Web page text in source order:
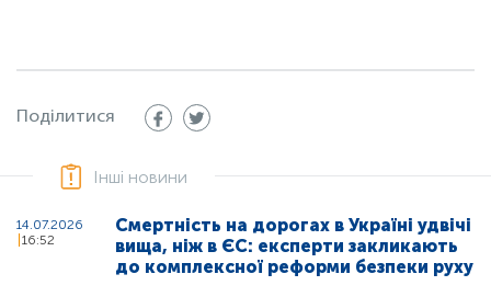
Поділитися
Інші новини
14.07.2026
16:52
Смертність на дорогах в Україні удвічі
вища, ніж в ЄС: експерти закликають
до комплексної реформи безпеки руху